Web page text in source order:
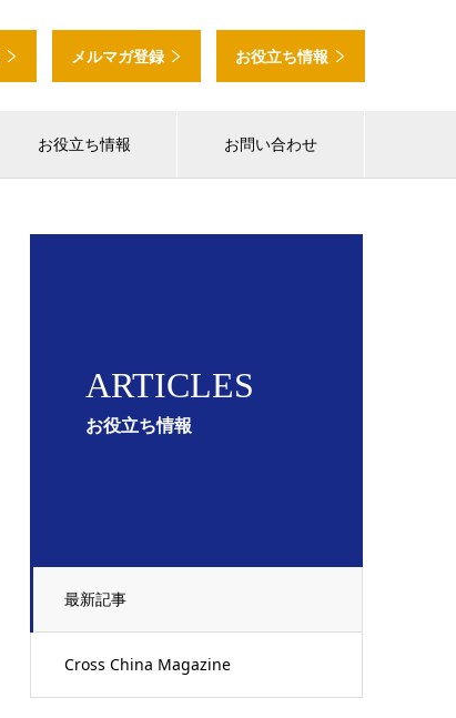
メルマガ登録 お役立ち情報
お役立ち情報 お問い合わせ
ARTICLES
お役立ち情報
最新記事
Cross China Magazine